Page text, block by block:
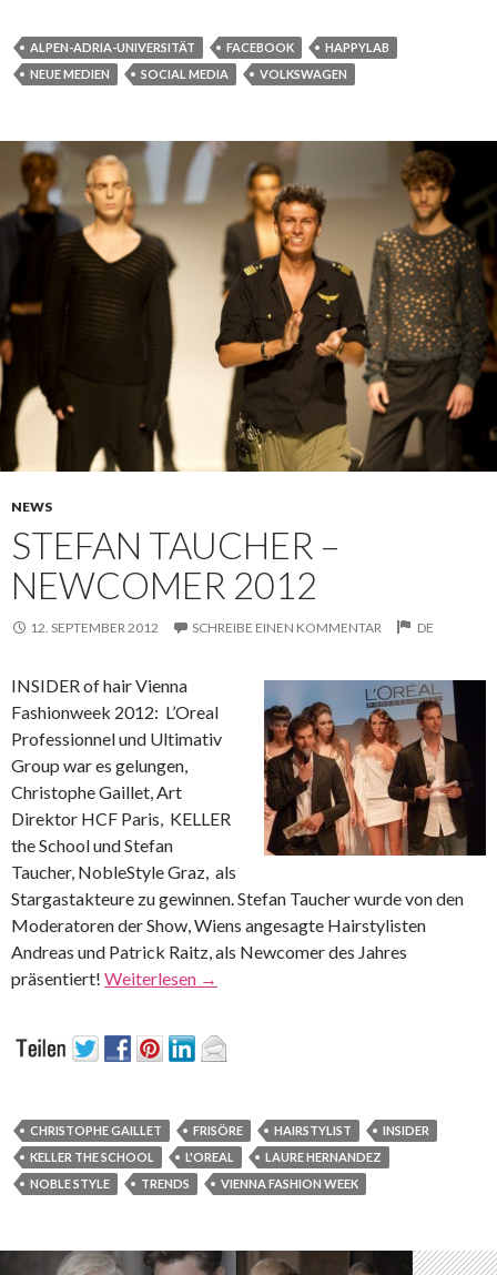
ALPEN-ADRIA-UNIVERSITÄT FACEBOOK
HAPPYLAB
NEUE MEDIEN
SOCIAL MEDIA VOLKSWAGEN
NEWS
STEFAN TAUCHER –
NEWCOMER 2012
12. SEPTEMBER 2012 SCHREIBE EINEN KOMMENTAR DE
INSIDER of hair Vienna
Fashionweek 2012: L’Oreal
Professionnel und Ultimativ
Group war es gelungen,
Christophe Gaillet, Art
Direktor HCF Paris, KELLER
the School und Stefan
Taucher, NobleStyle Graz, als
Stargastakteure zu gewinnen. Stefan Taucher wurde von den
Moderatoren der Show, Wiens angesagte Hairstylisten
Andreas und Patrick Raitz, als Newcomer des Jahres
präsentiert! Weiterlesen →
CHRISTOPHE GAILLET FRISÖRE HAIRSTYLIST
INSIDER
KELLER THE SCHOOL
L'OREAL
LAURE HERNANDEZ
NOBLE STYLE
TRENDS VIENNA FASHION WEEK